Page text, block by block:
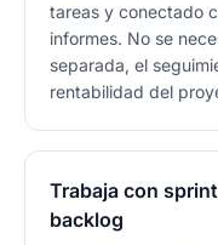
tareas y conectado
informes. No se
separada, el
rentabilidad del
Trabaja con
backlog